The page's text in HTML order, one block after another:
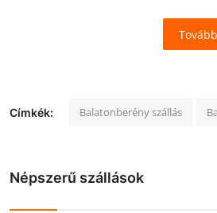
Címkék: Balatonberény szállás
Népszerű szállások